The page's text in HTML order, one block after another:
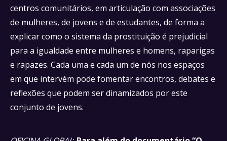
centros comunitários, em articulação com associações
de mulheres, de jovens e de estudantes, de forma a
explicar como o sistema da prostituição é prejudicial
para a igualdade entre mulheres e homens, raparigas
e rapazes. Cada uma e cada um de nós nos espaços
em que intervém pode fomentar encontros, debates e
reflexões que podem ser dinamizados por este
conjunto de jovens.